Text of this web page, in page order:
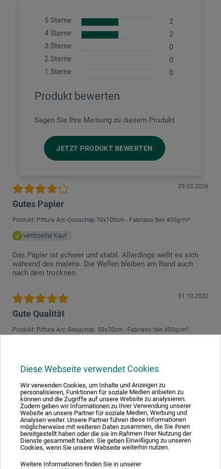
Diese Webseite verwendet Cookies
Wir verwenden Cookies, um Inhalte und Anzeigen zu
personalisieren, Funktionen für soziale Medien anbieten zu
können und die Zugriffe auf unsere Website zu analysieren.
Zudem geben wir Informationen zu Ihrer Verwendung unserer
Website an unsere Partner für soziale Medien, Werbung und
Analysen weiter. Unsere Partner führen diese Informationen
möglicherweise mit weiteren Daten zusammen, die Sie ihnen
bereitgestellt haben oder die sie im Rahmen Ihrer Nutzung der
Dienste gesammelt haben. Sie geben Einwilligung zu unseren
Cookies, wenn Sie unsere Webseite weiterhin nutzen.
Weitere Informationen finden Sie in unserer
5 Sterne
2
4 Sterne
2
3 Sterne
0
2 Sterne
0
1 Sterne
0
Produkt bewerten
Sagen Sie Ihre Meinung zu diesem Produkt
JETZT PRODUKT BEWERTEN
29.03.2026
Gutes Papier
Produkt: Pittura Acr.-Gouachep.70x100cm - Fabriano fein 400g/m²
verifizierter Kauf
Das Papier ist schwer und stabil. Allerdings wellt es sich
während des malens. Die Wellen bleiben am Rand auch
nach dem trocknen.
31.10.2022
Gute Qualität
Produkt: Pittura Acr.-Gouachep. 50x70cm - Fabriano fein 400g/m²
Ich mag dieses Papier sehr gerne! Es ist dick und hat eine
schöne Struktur.
22.04.2020
schöne Qualität
Produkt: Pittura Acr.-Gouachep. 50x70cm - Fabriano fein 400g/m²
Der erste Eindruck wirkt hochwertig. Das Papier hat eine
aufgespachtelter Acrylfarbe durchaus wie auf Leinwand